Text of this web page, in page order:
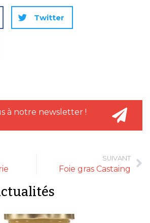
Twitter
à notre newsletter !
SUIVANT
Foie gras Castaing